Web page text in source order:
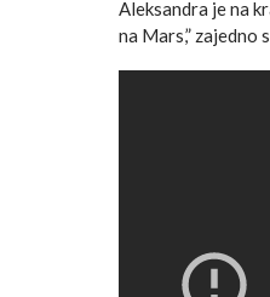
Aleksandra je na
na Mars,”